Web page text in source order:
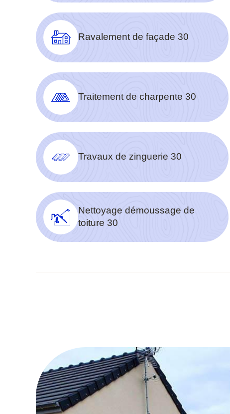
Ravalement de façade 30
Traitement de charpente 30
Travaux de zinguerie 30
Nettoyage démoussage de
toiture 30